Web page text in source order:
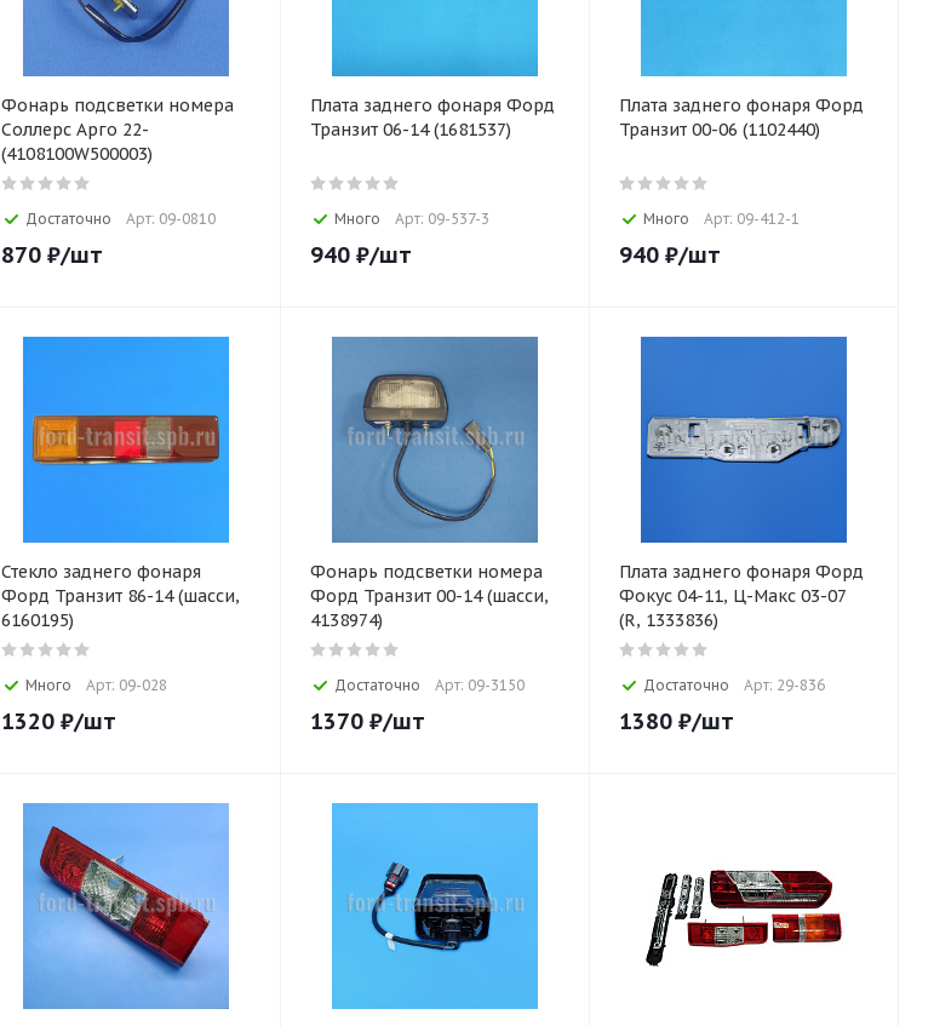
Фонарь подсветки номера
Соллерс Арго 22-
(4108100W500003)
Достаточно Арт: 09-0810
870 ₽/шт
Плата заднего фонаря Форд
Транзит 06-14 (1681537)
Много Арт: 09-537-3
940 ₽/шт
Плата заднего фонаря Форд
Транзит 00-06 (1102440)
Много Арт: 09-412-1
940 ₽/шт
Стекло заднего фонаря
Форд Транзит 86-14 (шасси,
6160195)
Много Арт: 09-028
1320 ₽/шт
Фонарь подсветки номера
Форд Транзит 00-14 (шасси,
4138974)
Достаточно Арт: 09-3150
1370 ₽/шт
Плата заднего фонаря Форд
Фокус 04-11, Ц-Макс 03-07
(R, 1333836)
Достаточно Арт: 29-836
1380 ₽/шт